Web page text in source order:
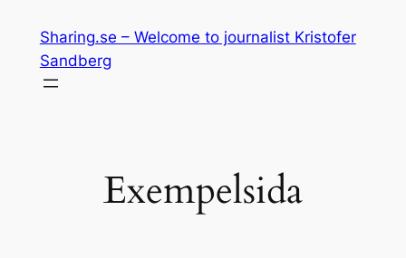
innehåll
Sharing.se – Welcome to journalist Kristofer
Sandberg
Exempelsida